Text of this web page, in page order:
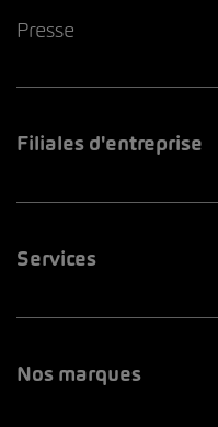
Presse
Filiales d'entreprise
Services
Nos marques